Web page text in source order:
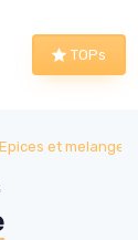
TOPs
Epices et melanges